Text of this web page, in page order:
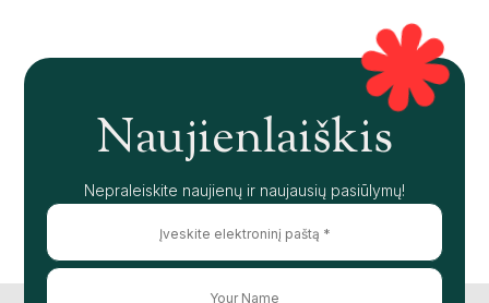
Naujienlaiškis
Nepraleiskite naujienų ir naujausių pasiūlymų!